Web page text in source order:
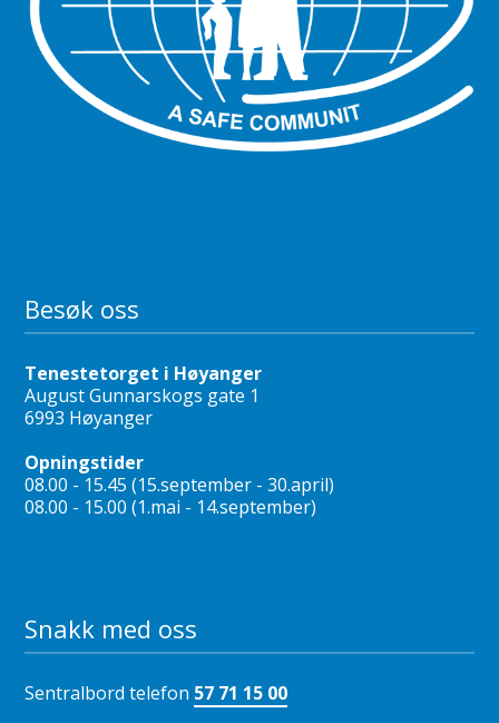
Besøk oss
Tenestetorget i Høyanger
August Gunnarskogs gate 1
6993 Høyanger
Opningstider
08.00 - 15.45 (15.september - 30.april)
08.00 - 15.00 (1.mai - 14.september)
Snakk med oss
Sentralbord telefon 57 71 15 00